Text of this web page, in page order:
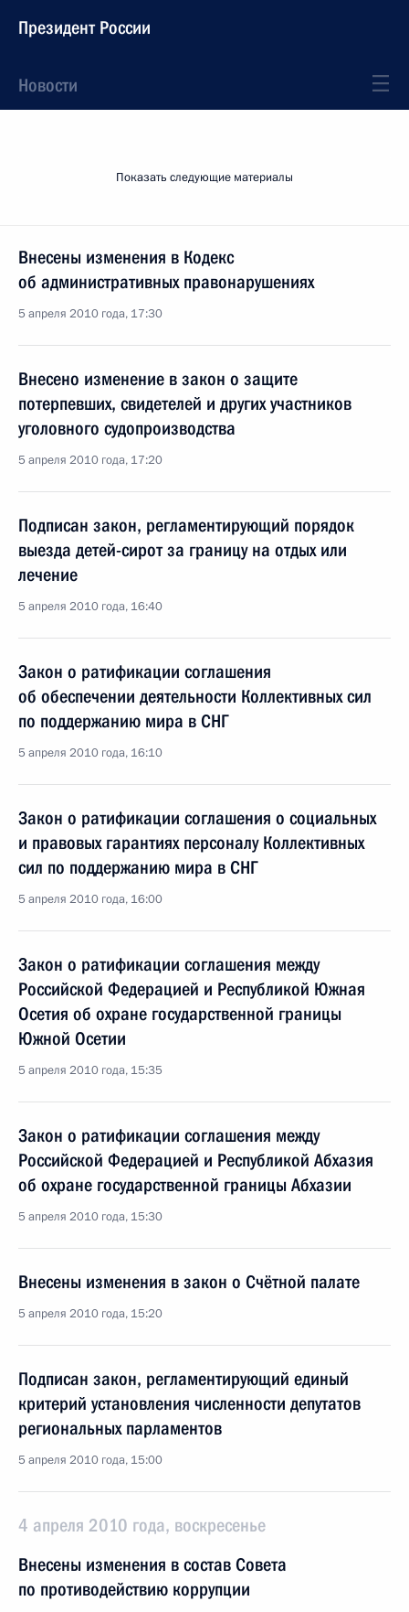
Президент России
Новости
Показать следующие материалы
Внесены изменения в Кодекс
об административных правонарушениях
5 апреля 2010 года, 17:30
Внесено изменение в закон о защите
потерпевших, свидетелей и других участников
уголовного судопроизводства
5 апреля 2010 года, 17:20
Подписан закон, регламентирующий порядок
выезда детей-сирот за границу на отдых или
лечение
5 апреля 2010 года, 16:40
Закон о ратификации соглашения
об обеспечении деятельности Коллективных сил
по поддержанию мира в СНГ
5 апреля 2010 года, 16:10
Закон о ратификации соглашения о социальных
и правовых гарантиях персоналу Коллективных
сил по поддержанию мира в СНГ
5 апреля 2010 года, 16:00
Закон о ратификации соглашения между
Российской Федерацией и Республикой Южная
Осетия об охране государственной границы
Южной Осетии
5 апреля 2010 года, 15:35
Закон о ратификации соглашения между
Российской Федерацией и Республикой Абхазия
об охране государственной границы Абхазии
5 апреля 2010 года, 15:30
Внесены изменения в закон о Счётной палате
5 апреля 2010 года, 15:20
Подписан закон, регламентирующий единый
критерий установления численности депутатов
региональных парламентов
5 апреля 2010 года, 15:00
4 апреля 2010 года, воскресенье
Внесены изменения в состав Совета
по противодействию коррупции